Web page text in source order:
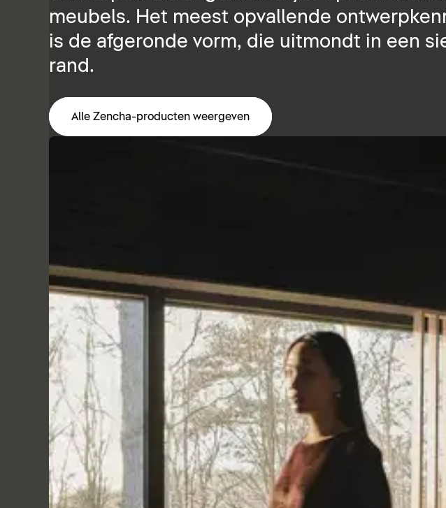
meubels. Het meest opvallende
is de afgeronde vorm, die uitmondt in een
rand.
Alle Zencha-producten weergeven